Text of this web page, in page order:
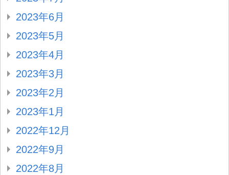
2023年6月
2023年5月
2023年4月
2023年3月
2023年2月
2023年1月
2022年12月
2022年9月
2022年8月